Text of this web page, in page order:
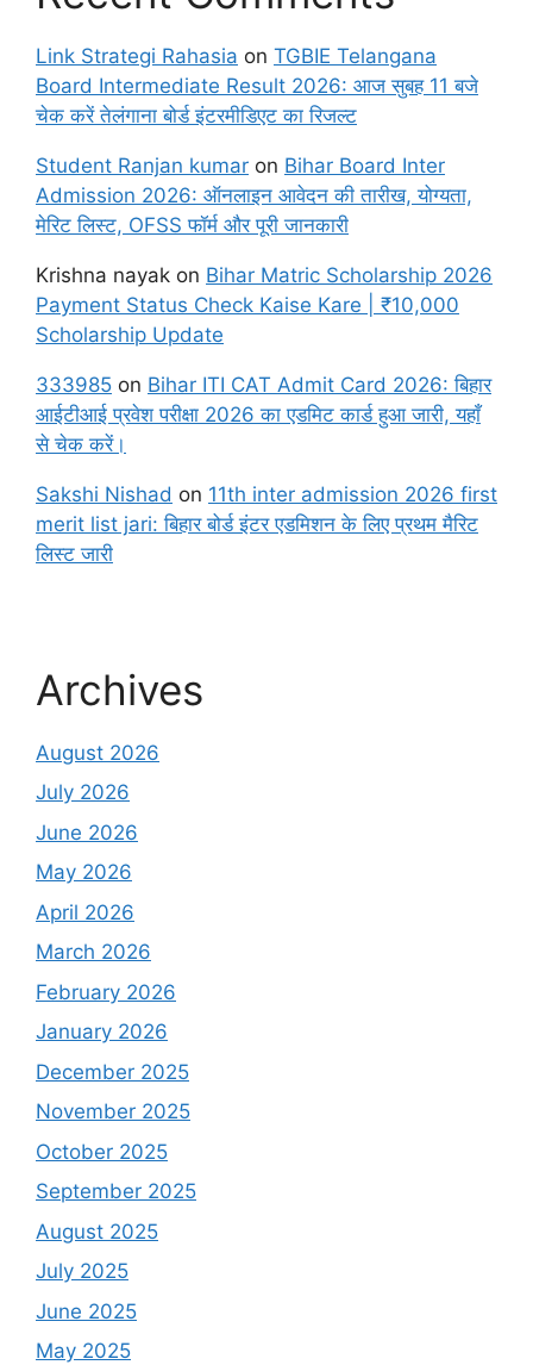
Link Strategi Rahasia on TGBIE Telangana
Board Intermediate Result 2026: आज सुबह 11 बजे
चेक करें तेलंगाना बोर्ड इंटरमीडिएट का रिजल्ट
Student Ranjan kumar on Bihar Board Inter
Admission 2026: ऑनलाइन आवेदन की तारीख, योग्यता,
मेरिट लिस्ट, OFSS फॉर्म और पूरी जानकारी
Krishna nayak on Bihar Matric Scholarship 2026
Payment Status Check Kaise Kare | ₹10,000
Scholarship Update
333985 on Bihar ITI CAT Admit Card 2026: बिहार
आईटीआई प्रवेश परीक्षा 2026 का एडमिट कार्ड हुआ जारी, यहाँ
से चेक करें।
Sakshi Nishad on 11th inter admission 2026 first
merit list jari: बिहार बोर्ड इंटर एडमिशन के लिए प्रथम मैरिट
लिस्ट जारी
Archives
August 2026
July 2026
June 2026
May 2026
April 2026
March 2026
February 2026
January 2026
December 2025
November 2025
October 2025
September 2025
August 2025
July 2025
June 2025
May 2025